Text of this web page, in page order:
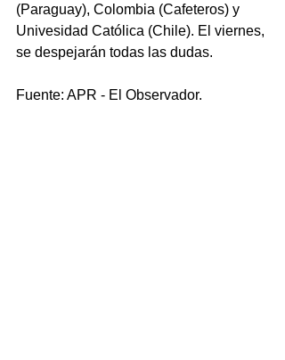
(Paraguay), Colombia (Cafeteros) y
Univesidad Católica (Chile). El viernes,
se despejarán todas las dudas.
Fuente: APR - El Observador.